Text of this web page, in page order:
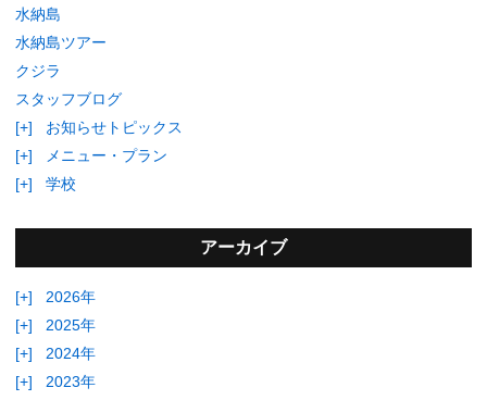
水納島
水納島ツアー
クジラ
スタッフブログ
[+]
お知らせトピックス
[+]
メニュー・プラン
[+]
学校
アーカイブ
[+]
2026年
[+]
2025年
[+]
2024年
[+]
2023年